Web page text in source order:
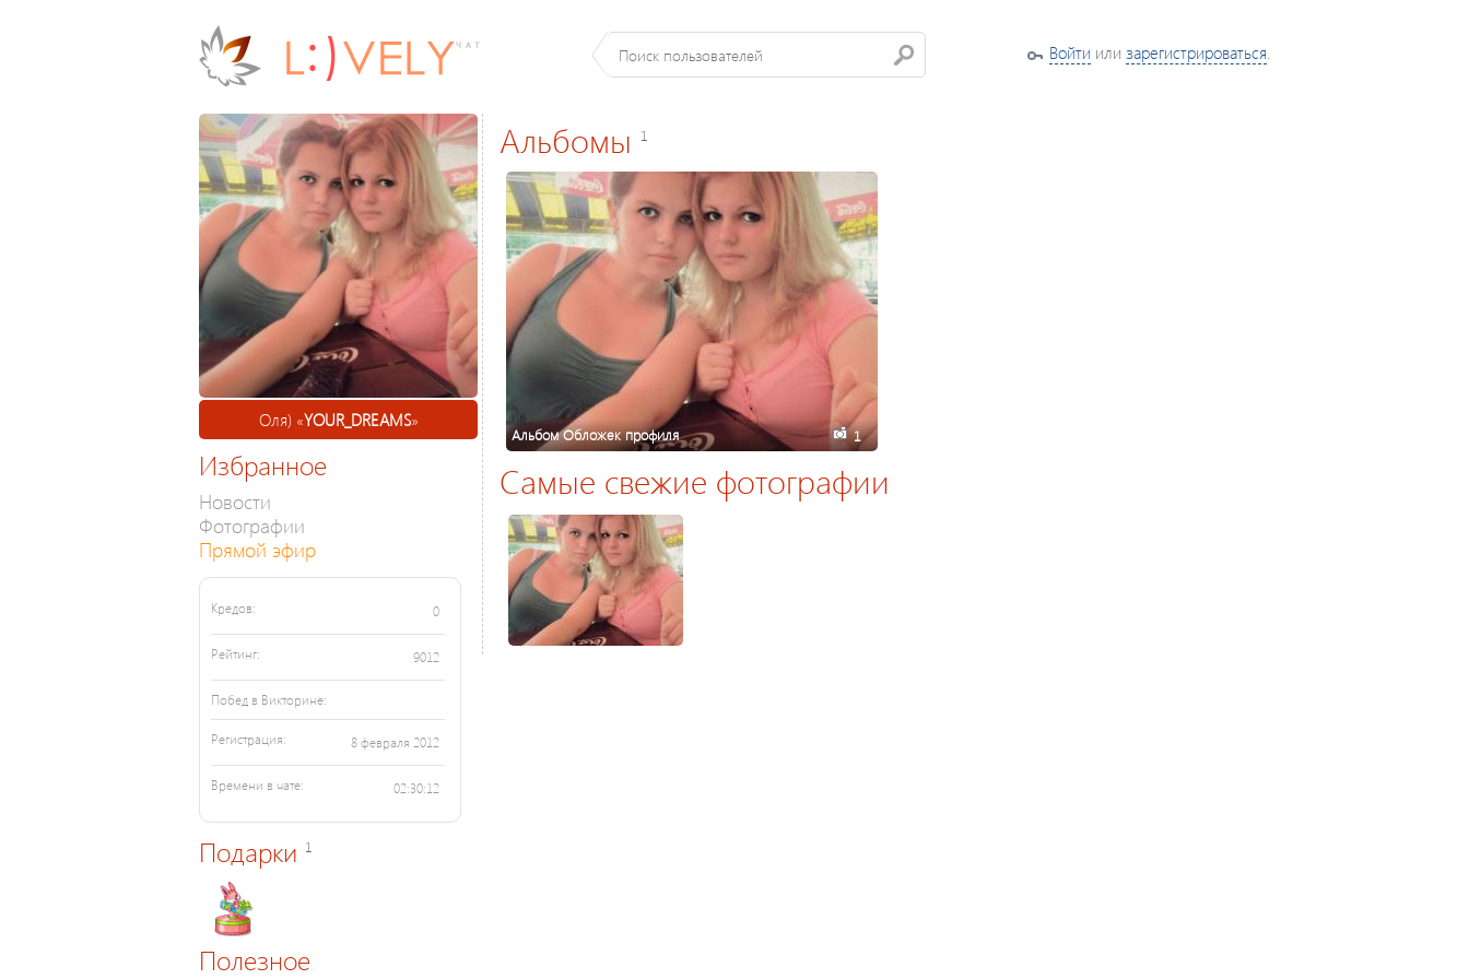
Войти или зарегистрироваться.
Оля) «YOUR_DREAMS»
Избранное
Новости
Фотографии
Прямой эфир
Кредов: 0
Рейтинг: 9012
Побед в Викторине:
Регистрация: 8 февраля 2012
Времени в чате: 02:30:12
Подарки 1
Полезное
Альбомы 1
Альбом Обложек профиля 1
Самые свежие фотографии